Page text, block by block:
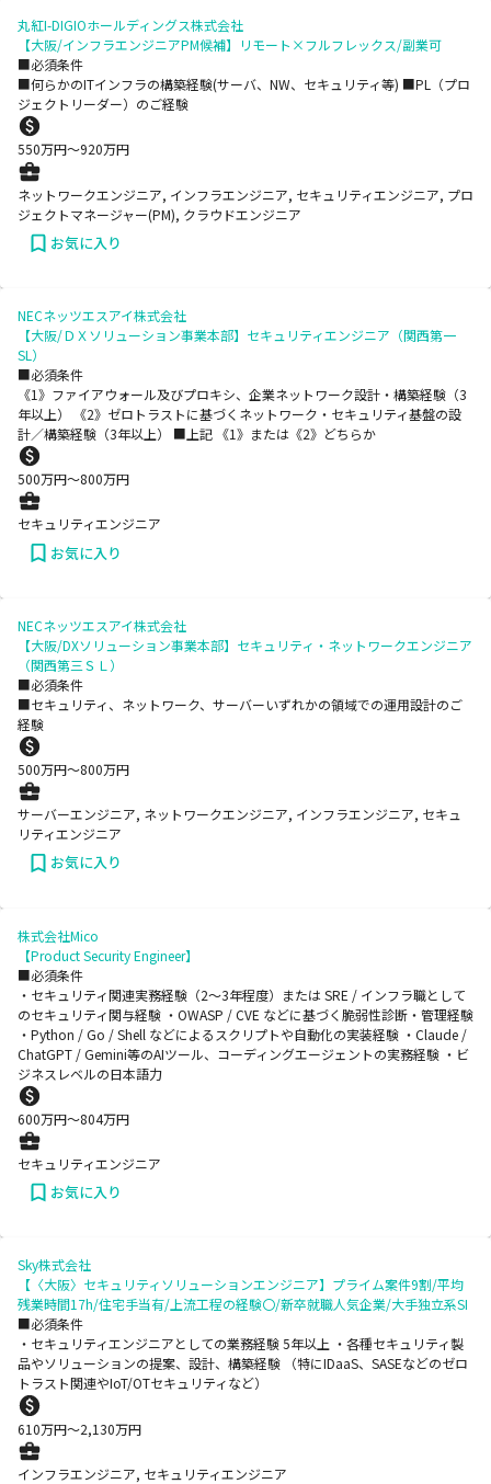
丸紅I-DIGIOホールディングス株式会社
【大阪/インフラエンジニアPM候補】リモート×フルフレックス/副業可
■必須条件
■何らかのITインフラの構築経験(サーバ、NW、セキュリティ等) ■PL（プロ
ジェクトリーダー）のご経験
550万円〜920万円
ネットワークエンジニア, インフラエンジニア, セキュリティエンジニア, プロ
ジェクトマネージャー(PM), クラウドエンジニア
お気に入り
NECネッツエスアイ株式会社
【大阪/ＤＸソリューション事業本部】セキュリティエンジニア（関西第一
SL）
■必須条件
《1》ファイアウォール及びプロキシ、企業ネットワーク設計・構築経験（3
年以上） 《2》ゼロトラストに基づくネットワーク・セキュリティ基盤の設
計／構築経験（3年以上） ■上記 《1》または《2》どちらか
500万円〜800万円
セキュリティエンジニア
お気に入り
NECネッツエスアイ株式会社
【大阪/DXソリューション事業本部】セキュリティ・ネットワークエンジニア
（関西第三ＳＬ）
■必須条件
■セキュリティ、ネットワーク、サーバーいずれかの領域での運用設計のご
経験
500万円〜800万円
サーバーエンジニア, ネットワークエンジニア, インフラエンジニア, セキュ
リティエンジニア
お気に入り
株式会社Mico
【Product Security Engineer】
■必須条件
・セキュリティ関連実務経験（2〜3年程度）または SRE / インフラ職として
のセキュリティ関与経験 ・OWASP / CVE などに基づく脆弱性診断・管理経験
・Python / Go / Shell などによるスクリプトや自動化の実装経験 ・Claude /
ChatGPT / Gemini等のAIツール、コーディングエージェントの実務経験 ・ビ
ジネスレベルの日本語力
600万円〜804万円
セキュリティエンジニア
お気に入り
Sky株式会社
【〈大阪〉セキュリティソリューションエンジニア】プライム案件9割/平均
残業時間17h/住宅手当有/上流工程の経験〇/新卒就職人気企業/大手独立系SI
■必須条件
・セキュリティエンジニアとしての業務経験 5年以上 ・各種セキュリティ製
品やソリューションの提案、設計、構築経験 （特にIDaaS、SASEなどのゼロ
トラスト関連やIoT/OTセキュリティなど）
610万円〜2,130万円
インフラエンジニア, セキュリティエンジニア